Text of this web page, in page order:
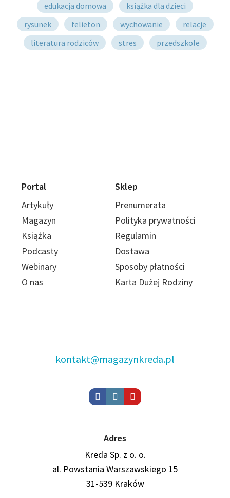
edukacja domowa
książka dla dzieci
rysunek
felieton wychowanie
relacje
literatura rodziców
stres przedszkole
Portal
Artykuły
Magazyn
Książka
Podcasty
Webinary
O nas
Sklep
Prenumerata
Polityka prywatności
Regulamin
Dostawa
Sposoby płatności
Karta Dużej Rodziny
kontakt@magazynkreda.pl
Adres
Kreda Sp. z o. o.
al. Powstania Warszawskiego 15
31-539 Kraków